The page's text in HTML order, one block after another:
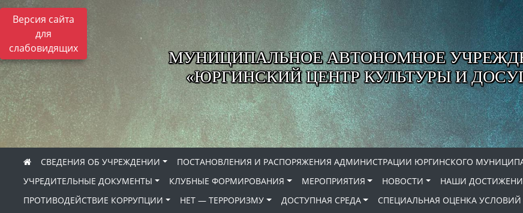
Версия сайта
для
слабовидящих
МУНИЦИПАЛЬНОЕ АВТОНОМНОЕ
«ЮРГИНСКИЙ ЦЕНТР КУЛЬТУРЫ И
СВЕДЕНИЯ ОБ УЧРЕЖДЕНИИ
ПОСТАНОВЛЕНИЯ И РАСПОРЯЖЕНИЯ АДМИНИСТРАЦИИ ЮРГИНСКОГО
УЧРЕДИТЕЛЬНЫЕ ДОКУМЕНТЫ
КЛУБНЫЕ ФОРМИРОВАНИЯ МЕРОПРИЯТИЯ НОВОСТИ НАШИ
ПРОТИВОДЕЙСТВИЕ КОРРУПЦИИ
НЕТ — ТЕРРОРИЗМУ ДОСТУПНАЯ СРЕДА СПЕЦИАЛЬНАЯ ОЦЕНКА УСЛОВИЙ